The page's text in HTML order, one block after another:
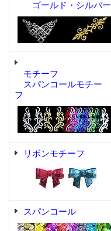
ゴールド・シルバー
モチーフ
スパンコールモチー
フ
リボンモチーフ
スパンコール